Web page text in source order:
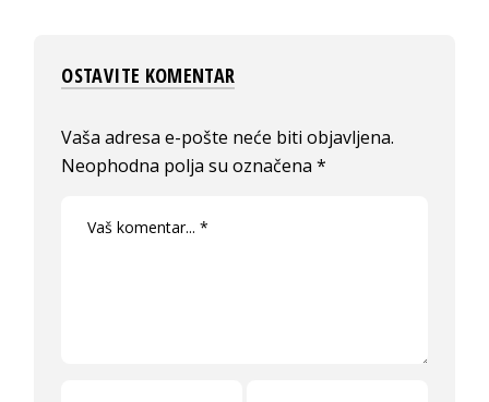
OSTAVITE KOMENTAR
Vaša adresa e-pošte neće biti objavljena.
Neophodna polja su označena*